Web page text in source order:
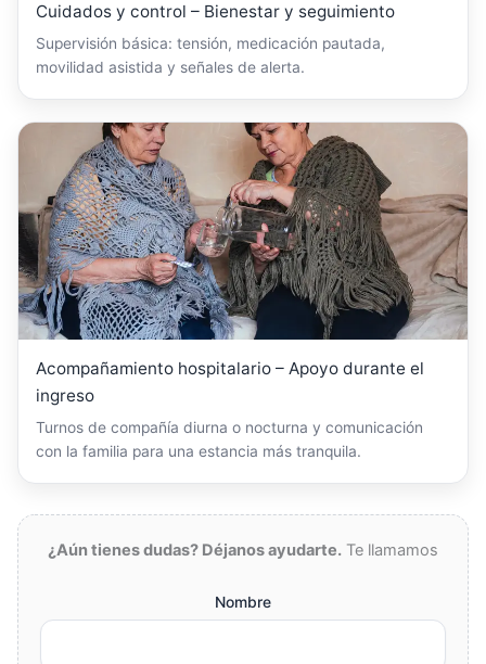
Cuidados y control – Bienestar y seguimiento
Supervisión básica: tensión, medicación pautada,
movilidad asistida y señales de alerta.
Acompañamiento hospitalario – Apoyo durante el
ingreso
Turnos de compañía diurna o nocturna y comunicación
con la familia para una estancia más tranquila.
¿Aún tienes dudas? Déjanos ayudarte. Te llamamos
Nombre